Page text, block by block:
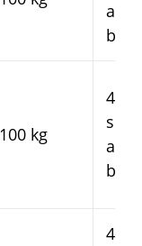
100 kg
4–7
4–7